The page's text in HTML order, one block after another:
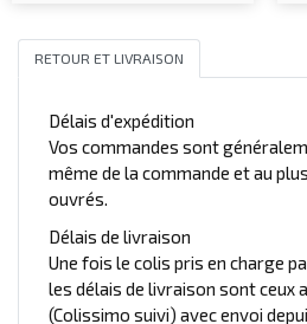
RETOUR ET LIVRAISON
Délais d'expédition
Vos commandes sont
même de la commande et au
ouvrés.
Délais de livraison
Une fois le colis pris en charge
les délais de livraison sont ceux
(Colissimo suivi) avec envoi